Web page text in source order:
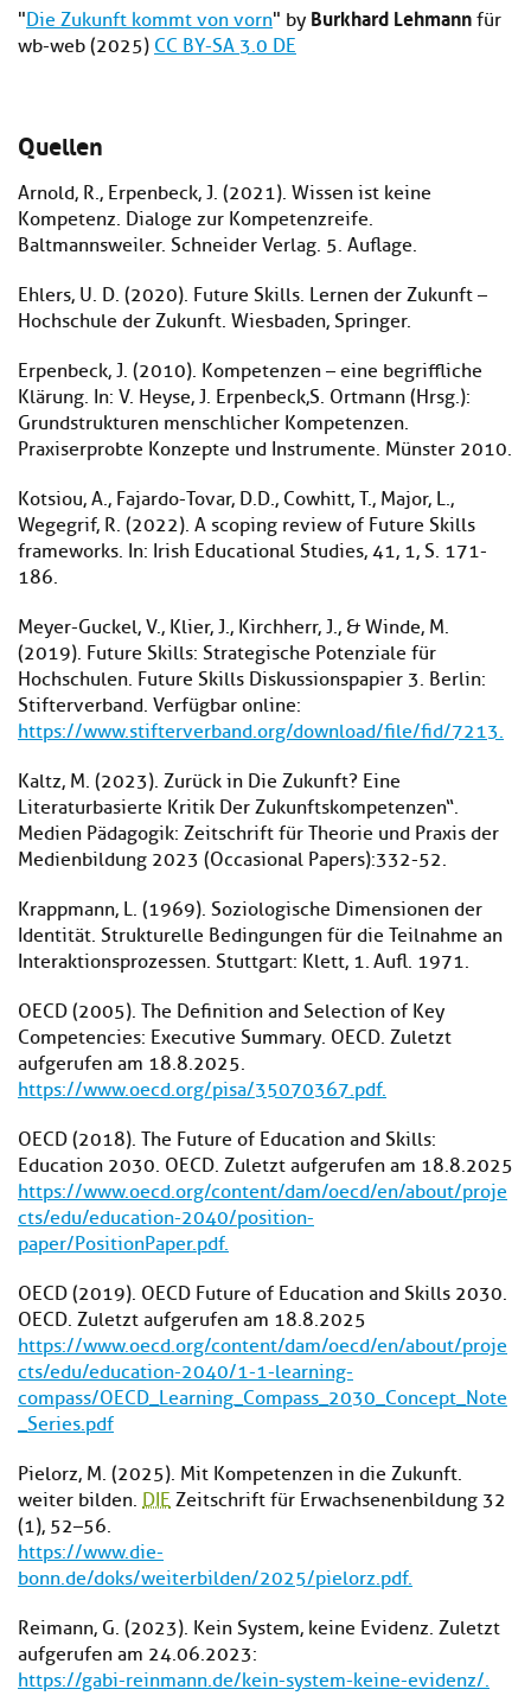
"Die Zukunft kommt von vorn" by Burkhard Lehmann für
wb-web (2025) CC BY-SA 3.0 DE
Quellen
Arnold, R., Erpenbeck, J. (2021). Wissen ist keine
Kompetenz. Dialoge zur Kompetenzreife.
Baltmannsweiler. Schneider Verlag. 5. Auflage.
Ehlers, U. D. (2020). Future Skills. Lernen der Zukunft –
Hochschule der Zukunft. Wiesbaden, Springer.
Erpenbeck, J. (2010). Kompetenzen – eine begriffliche
Klärung. In: V. Heyse, J. Erpenbeck,S. Ortmann (Hrsg.):
Grundstrukturen menschlicher Kompetenzen.
Praxiserprobte Konzepte und Instrumente. Münster 2010.
Kotsiou, A., Fajardo-Tovar, D.D., Cowhitt, T., Major, L.,
Wegegrif, R. (2022). A scoping review of Future Skills
frameworks. In: Irish Educational Studies, 41, 1, S. 171-
186.
Meyer-Guckel, V., Klier, J., Kirchherr, J., & Winde, M.
(2019). Future Skills: Strategische Potenziale für
Hochschulen. Future Skills Diskussionspapier 3. Berlin:
Stifterverband. Verfügbar online:
https://www.stifterverband.org/download/file/fid/7213.
Kaltz, M. (2023). Zurück in Die Zukunft? Eine
Literaturbasierte Kritik Der Zukunftskompetenzen“.
Medien Pädagogik: Zeitschrift für Theorie und Praxis der
Medienbildung 2023 (Occasional Papers):332-52.
Krappmann, L. (1969). Soziologische Dimensionen der
Identität. Strukturelle Bedingungen für die Teilnahme an
Interaktionsprozessen. Stuttgart: Klett, 1. Aufl. 1971.
OECD (2005). The Definition and Selection of Key
Competencies: Executive Summary. OECD. Zuletzt
aufgerufen am 18.8.2025.
https://www.oecd.org/pisa/35070367.pdf.
OECD (2018). The Future of Education and Skills:
Education 2030. OECD. Zuletzt aufgerufen am 18.8.2025
https://www.oecd.org/content/dam/oecd/en/about/proje
cts/edu/education-2040/position-
paper/PositionPaper.pdf.
OECD (2019). OECD Future of Education and Skills 2030.
OECD. Zuletzt aufgerufen am 18.8.2025
https://www.oecd.org/content/dam/oecd/en/about/proje
cts/edu/education-2040/1-1-learning-
compass/OECD_Learning_Compass_2030_Concept_Note
_Series.pdf
Pielorz, M. (2025). Mit Kompetenzen in die Zukunft.
weiter bilden. DIE Zeitschrift für Erwachsenenbildung 32
(1), 52–56.
https://www.die-
bonn.de/doks/weiterbilden/2025/pielorz.pdf.
Reimann, G. (2023). Kein System, keine Evidenz. Zuletzt
aufgerufen am 24.06.2023:
https://gabi-reinmann.de/kein-system-keine-evidenz/.